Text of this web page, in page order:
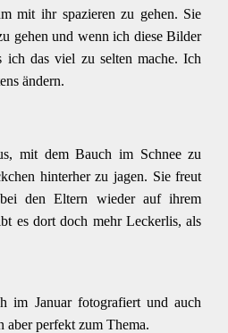
mit ihr spazieren zu gehen. Sie
gehen und wenn ich diese Bilder
ich das viel zu selten mache. Ich
ändern.
mit dem Bauch im Schnee zu
hinterher zu jagen. Sie freut
den Eltern wieder auf ihrem
es dort doch mehr Leckerlis, als
im Januar fotografiert und auch
aber perfekt zum Thema.